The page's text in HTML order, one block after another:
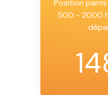
Position
500 - 2000